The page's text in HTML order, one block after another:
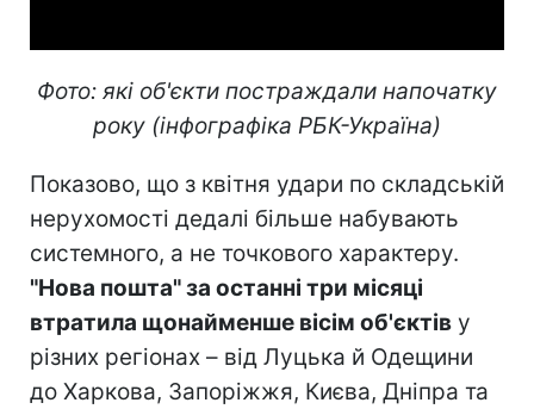
Фото: які об'єкти постраждали напочатку
року (інфографіка РБК-Україна)
Показово, що з квітня удари по складській
нерухомості дедалі більше набувають
системного, а не точкового характеру.
"Нова пошта" за останні три місяці
втратила щонайменше вісім об'єктів у
різних регіонах – від Луцька й Одещини
до Харкова, Запоріжжя, Києва, Дніпра та